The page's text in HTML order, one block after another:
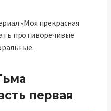
«Моя прекрасная
противоречивые
первая